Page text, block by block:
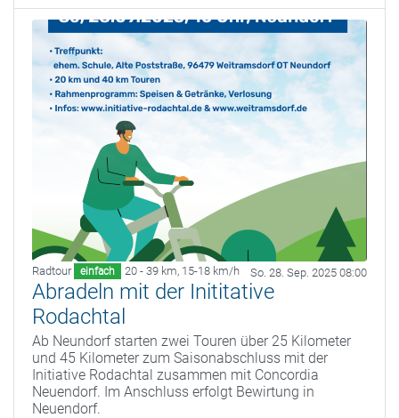
Radtour einfach 20 - 39 km, 15-18 km/h So. 28. Sep. 2025 08:00
Abradeln mit der Inititative
Rodachtal
Ab Neundorf starten zwei Touren über 25 Kilometer
und 45 Kilometer zum Saisonabschluss mit der
Initiative Rodachtal zusammen mit Concordia
Neuendorf. Im Anschluss erfolgt Bewirtung in
Neuendorf.